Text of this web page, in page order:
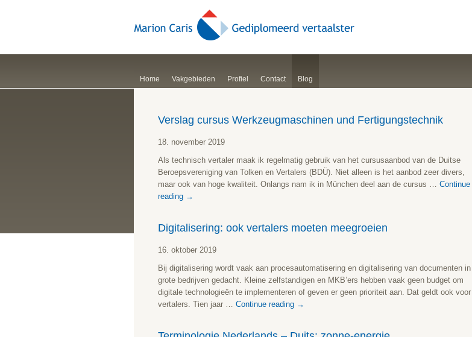
Home Vakgebieden Profiel Contact Blog
Verslag cursus Werkzeugmaschinen und Fertigungstechnik
18. november 2019
Als technisch vertaler maak ik regelmatig gebruik van het cursusaanbod van de Duitse
Beroepsvereniging van Tolken en Vertalers (BDÜ). Niet alleen is het aanbod zeer divers,
maar ook van hoge kwaliteit. Onlangs nam ik in München deel aan de cursus … Continue
reading →
Digitalisering: ook vertalers moeten meegroeien
16. oktober 2019
Bij digitalisering wordt vaak aan procesautomatisering en digitalisering van documenten in
grote bedrijven gedacht. Kleine zelfstandigen en MKB’ers hebben vaak geen budget om
digitale technologieën te implementeren of geven er geen prioriteit aan. Dat geldt ook voor
vertalers. Tien jaar … Continue reading →